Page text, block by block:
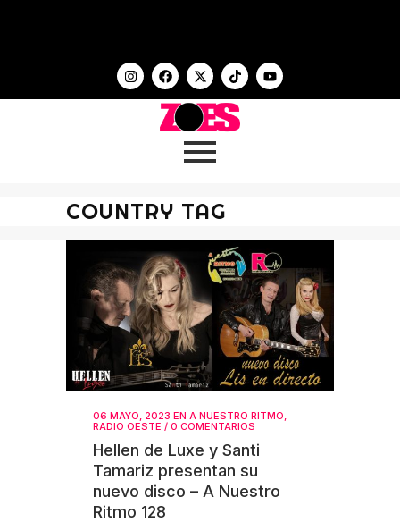
COUNTRY TAG
06 MAYO, 2023 EN A NUESTRO RITMO
RADIO OESTE / 0 COMENTARIOS
Hellen de Luxe y Santi
Tamariz presentan su
nuevo disco – A Nuestro
Ritmo 128